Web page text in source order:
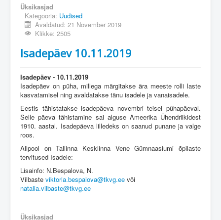
Üksikasjad
Kategooria: Uudised
Avaldatud: 21 November 2019
Klikke: 2505
Isadepäev 10.11.2019
Isadepäev - 10.11.2019
Isadepäev on püha, millega märgitakse ära meeste rolli laste
kasvatamisel ning avaldatakse tänu isadele ja vanaisadele.
Eestis tähistatakse isadepäeva novembri teisel pühapäeval.
Selle päeva tähistamine sai alguse Ameerika Ühendriikidest
1910. aastal. Isadepäeva lilledeks on saanud punane ja valge
roos.
Allpool on Tallinna Kesklinna Vene Gümnaasiumi õpilaste
tervitused Isadele:
Lisainfo: N.Bespalova, N.
Vilbaste viktoria.bespalova@tkvg.ee või
natalia.vilbaste@tkvg.ee
Üksikasjad